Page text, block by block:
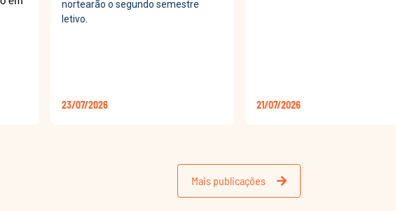
nortearão o segundo semestre
letivo.
23/07/2026 21/07/2026
Mais publicações